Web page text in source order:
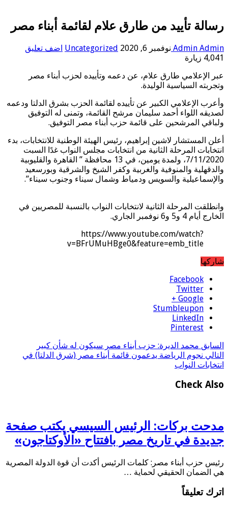
رسالة تأييد من طارق علام لقائمة أبناء مصر
Admin Admin نوفمبر 6, 2020 Uncategorized اضف تعليق
4,041 زيارة
عبر الإعلامي طارق علام، عن دعمه وتأييده لحزب أبناء مصر
وتجربته السياسية الوليدة.
وأعرب الإعلامي الكبير عن تأييده لقائمة الحزب بشرق الدلتا ودعمه
لصديقه اللواء أحمد سليمان مرشح القائمة، وتمنى له التوفيق
ولباقي المرشحين على قائمة حزب أبناء مصر التوفيق.
أعلن المستشار لاشين إبراهيم، رئيس الهيئة الوطنية للانتخابات، بدء
انتخابات المرحلة الثانية من انتخابات مجلس النواب غدًا السبت
7/11/2020، ولمدة يومين، في 13 محافظة ” القاهرة والقليوبية
والدقهلية والمنوفية والغربية وكفر الشيخ والشرقية وبورسعيد
والإسماعيلية والسويس ودمياط وشمال سيناء وجنوب سيناء”.
وانطلقت المرحلة الثانية لانتخابات النواب بالنسبة للمصريين في
الخارج أيام 4 و5 و6 نوفمبر الجاري.
https://www.youtube.com/watch?
v=BFrUMuHBge0&feature=emb_title
شاركها
Facebook
Twitter
Google +
Stumbleupon
LinkedIn
Pinterest
السابق محمد الديرة: حزب أبناء مصر سيكون له شأن كبير
التالي نجوم الرياضة يدعمون قائمة أبناء مصر (شرق الدلتا) في
انتخابات النواب
Check Also
مدحت بركات: الرئيس السيسي يكتب صفحة
جديدة في تاريخ مصر بافتتاح «الأوكتاجون»
رئيس حزب أبناء مصر: كلمات الرئيس أكدت أن قوة الدولة المصرية
هي الضمان الحقيقي لحماية …
اترك تعليقاً